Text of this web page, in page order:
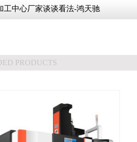
工中心厂家谈谈看法-鸿天驰
PRODUCTS